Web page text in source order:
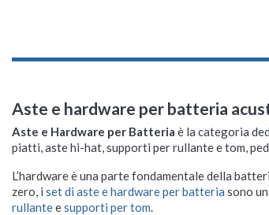
Aste e hardware per batteria
Aste e Hardware per Batteria è la categoria
piatti, aste hi-hat, supporti per rullante e tom,
L’hardware è una parte fondamentale della
zero, i set di aste e hardware per batteria sono
rullanteesupporti per tom.